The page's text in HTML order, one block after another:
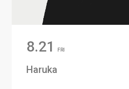
Haruka
8.21 FRI